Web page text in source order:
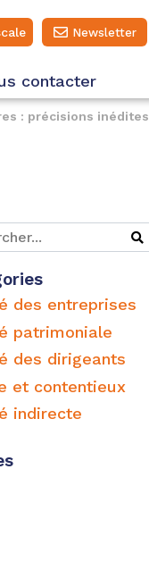
Newsletter
contacter
: précisions inédites
des entreprises
patrimoniale
des dirigeants
et contentieux
indirecte